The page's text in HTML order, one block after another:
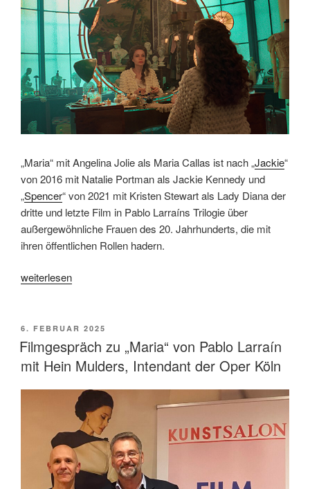
Cave“
von
Ian
White“
„Maria“ mit Angelina Jolie als Maria Callas ist nach „Jackie“
von 2016 mit Natalie Portman als Jackie Kennedy und
„Spencer“ von 2021 mit Kristen Stewart als Lady Diana der
dritte und letzte Film in Pablo Larraíns Trilogie über
außergewöhnliche Frauen des 20. Jahrhunderts, die mit
ihren öffentlichen Rollen hadern.
„„Maria“
Larraín“
weiterlesen
VERÖFFENTLICHT
AM
6. FEBRUAR 2025
Filmgespräch zu „Maria“ von Pablo Larraín
mit Hein Mulders, Intendant der Oper Köln